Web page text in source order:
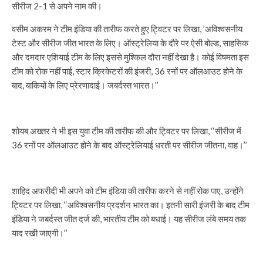
सीरीज 2-1 से अपने नाम की।
वसीम अकरम ने टीम इंडिया की तारीफ करते हुए ट्विटर पर लिखा, ’अविश्वसनीय
टेस्ट और सीरीज जीत भारत के लिए। ऑस्ट्रेलिया के दौरे पर ऐसी बोल्ड, साहसिक
और दमदार एशियाई टीम के लिए इससे मुश्किल दौरा नहीं देखा है। कोई विषमता इस
टीम को रोक नहीं पाई, स्टार क्रिकेटरों की इंजरी, 36 रनों पर ऑलआउट होने के
बाद, बाकियों के लिए प्रेरणादाई। जबर्दस्त भारत।’’
शोयब अख्तर ने भी इस युवा टीम की तारीफ की और ट्विटर पर लिखा, ‘‘सीरीज में
36 रनों पर ऑलआउट होने के बाद ऑस्ट्रेलियाई धरती पर सीरीज जीतना, वाह।’’
शाहिद अफरीदी भी अपने को टीम इंडिया की तारीफ करने से नहीं रोक पाए, उन्होंने
ट्विटर पर लिखा, ‘‘अविश्वसनीय प्रदर्शन भारत का। इतनी सारी इंजरी के बाद टीम
इंडिया ने जबर्दस्त जीत दर्ज की, भारतीय टीम को बधाई। यह सीरीज लंबे समय तक
याद रखी जाएगी।’’